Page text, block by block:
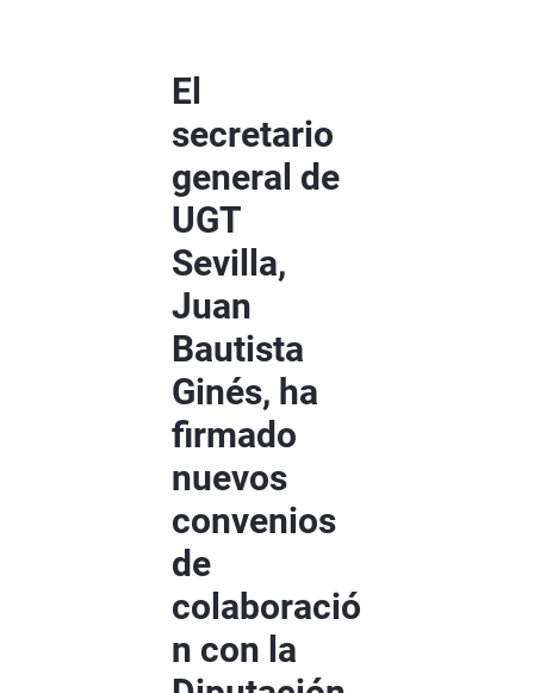
El
secretario
general de
UGT
Sevilla,
Juan
Bautista
Ginés, ha
firmado
nuevos
convenios
de
colaboració
n con la